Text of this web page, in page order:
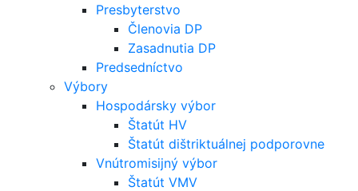
Presbyterstvo
Členovia DP
Zasadnutia DP
Predsedníctvo
Výbory
Hospodársky výbor
Štatút HV
Štatút dištriktuálnej podporovne
Vnútromisijný výbor
Štatút VMV